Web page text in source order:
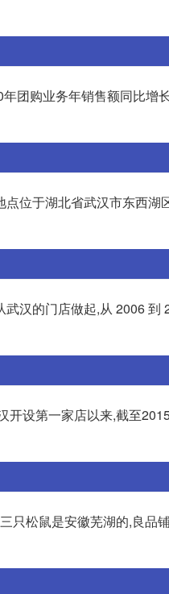
团购业务年销售额同比
位于湖北省武汉市东西
汉的门店做起,从 2006
设第一家店以来,截至
只松鼠是安徽芜湖的,良品